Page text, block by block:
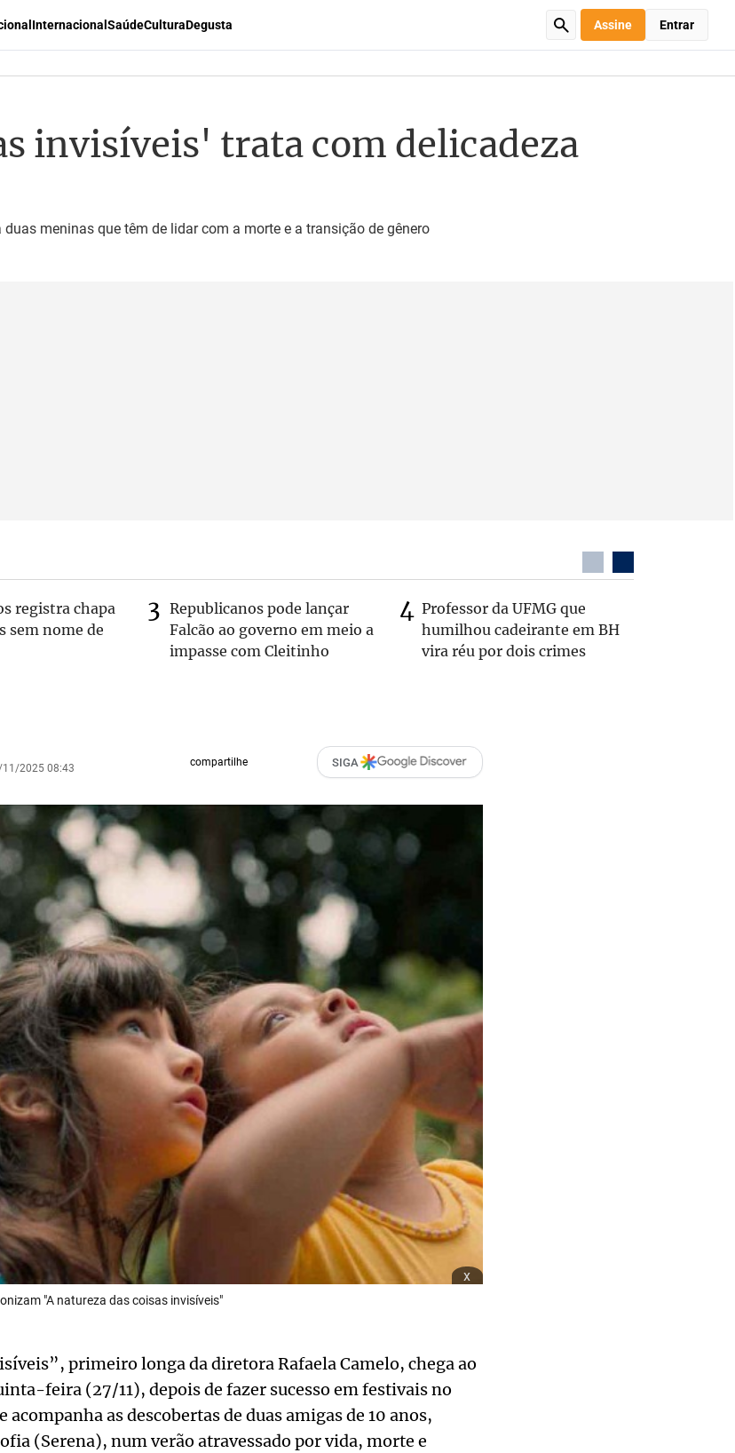
Internacional SaúdeCulturaDegusta Assine Entrar
invisíveis' trata com delicadeza
meninas que têm de lidar com a morte e a transição de gênero
registra chapa
sem nome de
Republicanos pode lançar
Falcão ao governo em meio a
impasse com Cleitinho
Professor da UFMG que
humilhou cadeirante em BH
vira réu por dois crimes
2025 08:43 compartilhe SIGA
x
"A natureza das coisas invisíveis"
primeiro longa da diretora Rafaela Camelo, chega ao
feira (27/11), depois de fazer sucesso em festivais no
as descobertas de duas amigas de 10 anos,
(Serena), num verão atravessado por vida, morte e